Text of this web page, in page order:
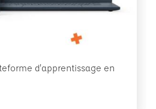
d'apprentissage en